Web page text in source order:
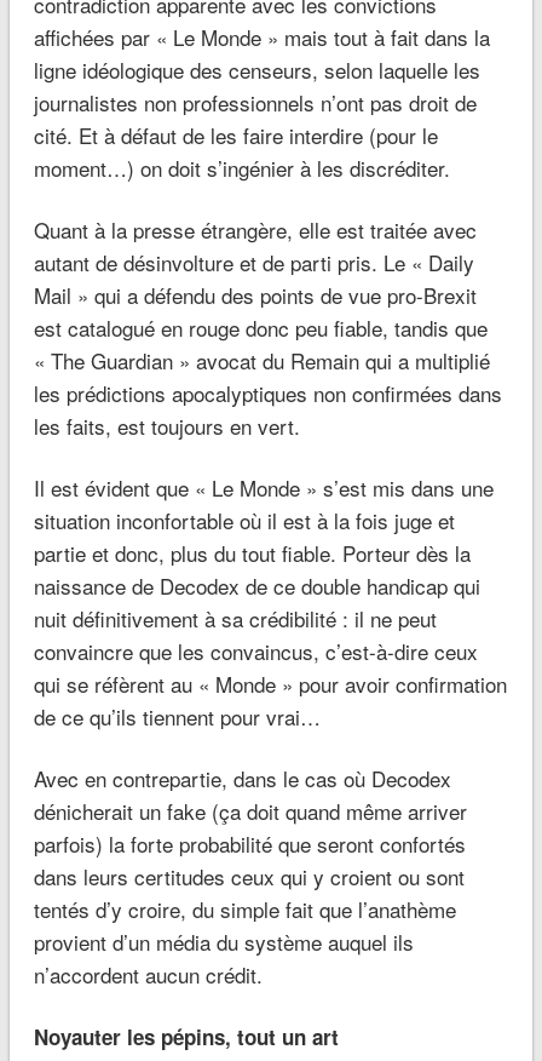
affichées par « Le Monde » mais tout à fait dans la
ligne idéologique des censeurs, selon laquelle les
journalistes non professionnels n’ont pas droit de
cité. Et à défaut de les faire interdire (pour le
moment…) on doit s’ingénier à les discréditer.
Quant à la presse étrangère, elle est traitée avec
autant de désinvolture et de parti pris. Le « Daily
Mail » qui a défendu des points de vue pro-Brexit
est catalogué en rouge donc peu fiable, tandis que
« The Guardian » avocat du Remain qui a multiplié
les prédictions apocalyptiques non confirmées dans
les faits, est toujours en vert.
Il est évident que « Le Monde » s’est mis dans une
situation inconfortable où il est à la fois juge et
partie et donc, plus du tout fiable. Porteur dès la
naissance de Decodex de ce double handicap qui
nuit définitivement à sa crédibilité : il ne peut
convaincre que les convaincus, c’est-à-dire ceux
qui se réfèrent au « Monde » pour avoir confirmation
de ce qu’ils tiennent pour vrai…
Avec en contrepartie, dans le cas où Decodex
dénicherait un fake (ça doit quand même arriver
parfois) la forte probabilité que seront confortés
dans leurs certitudes ceux qui y croient ou sont
tentés d’y croire, du simple fait que l’anathème
provient d’un média du système auquel ils
n’accordent aucun crédit.
Noyauter les pépins, tout un art